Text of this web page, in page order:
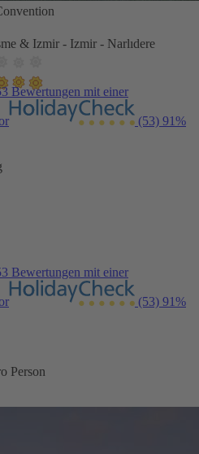
& Izmir - Izmir - Narlıdere
Bewertungen mit einer
(53) 91%
Bewertungen mit einer
(53) 91%
Person